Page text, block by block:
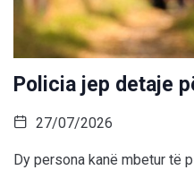
Policia jep detaje
27/07/2026
Dy persona kanë mbetur të